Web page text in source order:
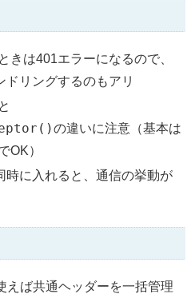
きは401エラーになるので、
ドリングするのもアリ
と
の違いに注意（基本は
OK）
時に入れると、通信の挙動が
えば共通ヘッダーを一括管理